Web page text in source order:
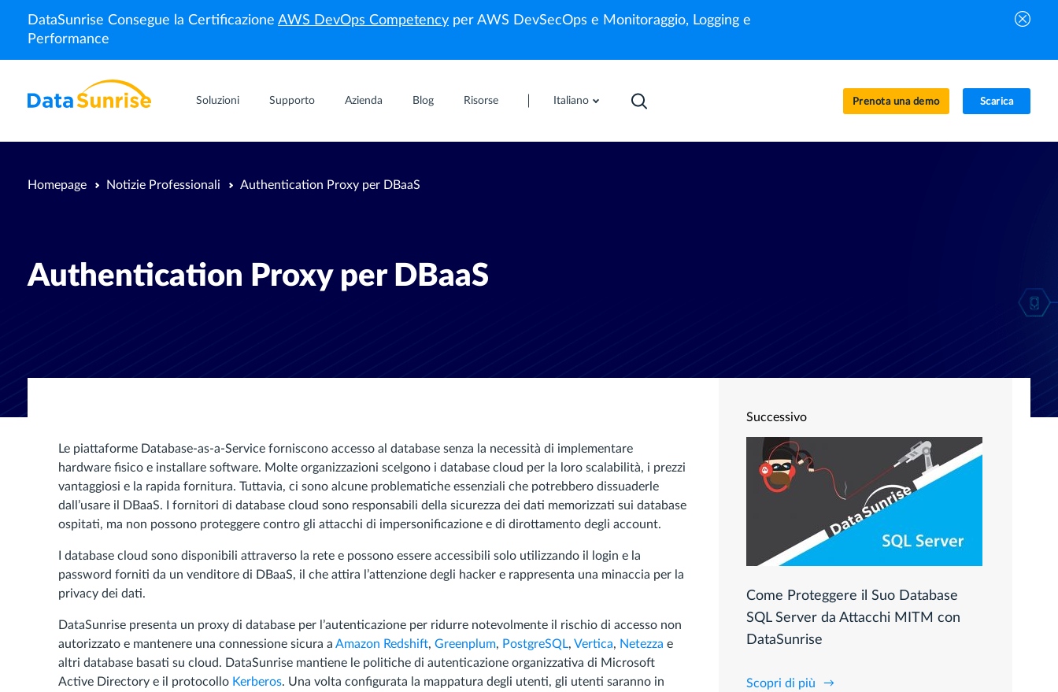
DataSunrise Consegue la Certificazione AWS DevOps Competency per AWS DevSecOps e Monitoraggio, Logging e
Performance
Soluzioni Supporto Azienda Blog Risorse Italiano Prenota una demo Scarica
Homepage Notizie Professionali Authentication Proxy per DBaaS
Authentication Proxy per DBaaS
Le piattaforme Database-as-a-Service forniscono accesso al database senza la necessità di implementare
hardware fisico e installare software. Molte organizzazioni scelgono i database cloud per la loro scalabilità, i prezzi
vantaggiosi e la rapida fornitura. Tuttavia, ci sono alcune problematiche essenziali che potrebbero dissuaderle
dall’usare il DBaaS. I fornitori di database cloud sono responsabili della sicurezza dei dati memorizzati sui database
ospitati, ma non possono proteggere contro gli attacchi di impersonificazione e di dirottamento degli account.
I database cloud sono disponibili attraverso la rete e possono essere accessibili solo utilizzando il login e la
password forniti da un venditore di DBaaS, il che attira l’attenzione degli hacker e rappresenta una minaccia per la
privacy dei dati.
DataSunrise presenta un proxy di database per l’autenticazione per ridurre notevolmente il rischio di accesso non
autorizzato e mantenere una connessione sicura a Amazon Redshift, Greenplum, PostgreSQL, Vertica, Netezza e
altri database basati su cloud. DataSunrise mantiene le politiche di autenticazione organizzativa di Microsoft
Active Directory e il protocollo Kerberos. Una volta configurata la mappatura degli utenti, gli utenti saranno in
Successivo
Come Proteggere il Suo Database
SQL Server da Attacchi MITM con
DataSunrise
Scopri di più